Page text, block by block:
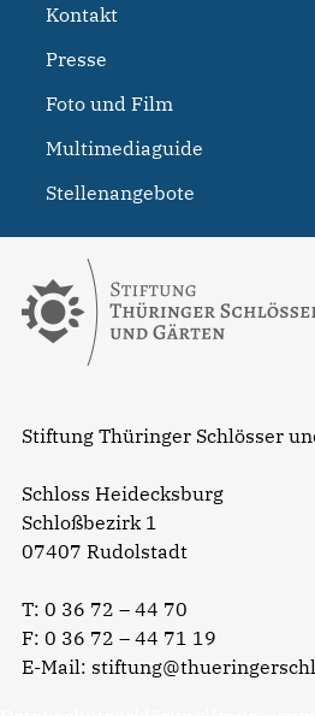
Stiftung Thüringer Schlösser
Schloss Heidecksburg
Schloßbezirk 1
07407 Rudolstadt
T: 0 36 72 – 44 70
F: 0 36 72 – 44 71 19
E-Mail:
Kontakt
Presse
Foto und Film
Multimediaguide
Stellenangebote